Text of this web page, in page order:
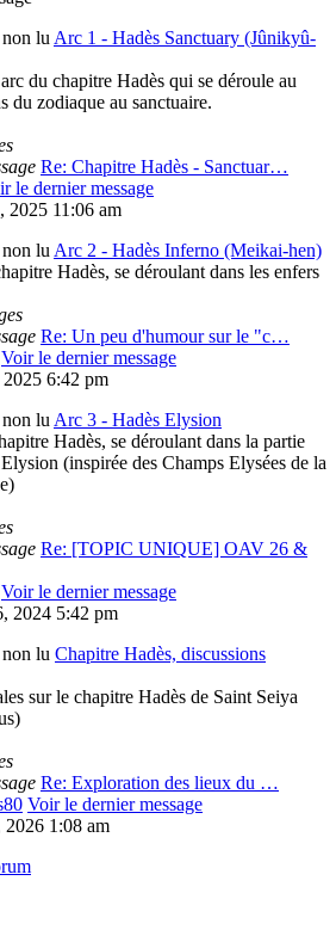
Arc 1 - Hadès Sanctuary (Jûnikyû-
du chapitre Hadès qui se déroule au
du zodiaque au sanctuaire.
Re: Chapitre Hadès - Sanctuar…
le dernier message
2025 11:06 am
Arc 2 - Hadès Inferno (Meikai-hen)
Hadès, se déroulant dans les enfers
Re: Un peu d'humour sur le "c…
Voir le dernier message
6:42 pm
Arc 3 - Hadès Elysion
Hadès, se déroulant dans la partie
(inspirée des Champs Elysées de la
Re: [TOPIC UNIQUE] OAV 26 &
Voir le dernier message
2024 5:42 pm
Chapitre Hadès, discussions
sur le chapitre Hadès de Saint Seiya
Re: Exploration des lieux du …
Voir le dernier message
2026 1:08 am